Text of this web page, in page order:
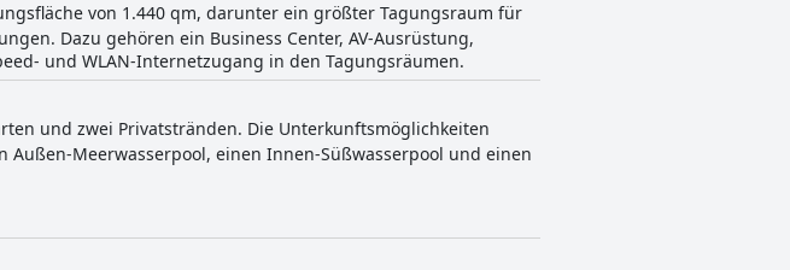
von 1.440 qm, darunter ein größter Tagungsraum für
Dazu gehören ein Business Center, AV-Ausrüstung,
und WLAN-Internetzugang in den Tagungsräumen.
und zwei Privatstränden. Die Unterkunftsmöglichkeiten
Meerwasserpool, einen Innen-Süßwasserpool und einen